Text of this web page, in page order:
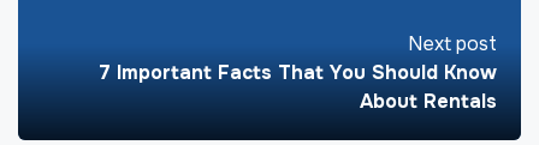
Next post
7 Important Facts That You Should Know
About Rentals